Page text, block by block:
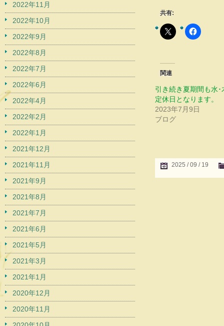
共有:
関連
引き続き夏期間も水･
定休日となります。
2023年7月9日
ブログ
2025 / 09 / 19
2022年11月
2022年10月
2022年9月
2022年8月
2022年7月
2022年6月
2022年4月
2022年2月
2022年1月
2021年12月
2021年11月
2021年9月
2021年8月
2021年7月
2021年6月
2021年5月
2021年3月
2021年1月
2020年12月
2020年11月